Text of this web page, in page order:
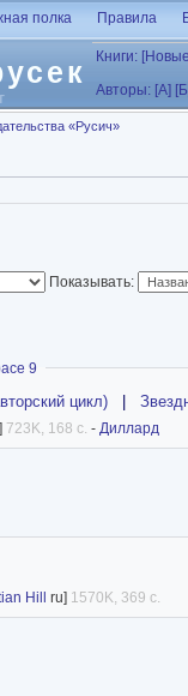
полка Правила
Книги:
Авторы: [А]
«Русич»
Показывать:
9
цикл) |
723K, 168 с. - Диллард
Hill ru] 1570K, 369 с.